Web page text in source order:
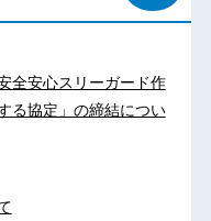
全安心スリーガード作
る協定」の締結につい